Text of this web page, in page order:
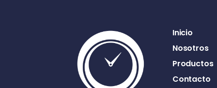
Inicio
Nosotros
Productos
Contacto